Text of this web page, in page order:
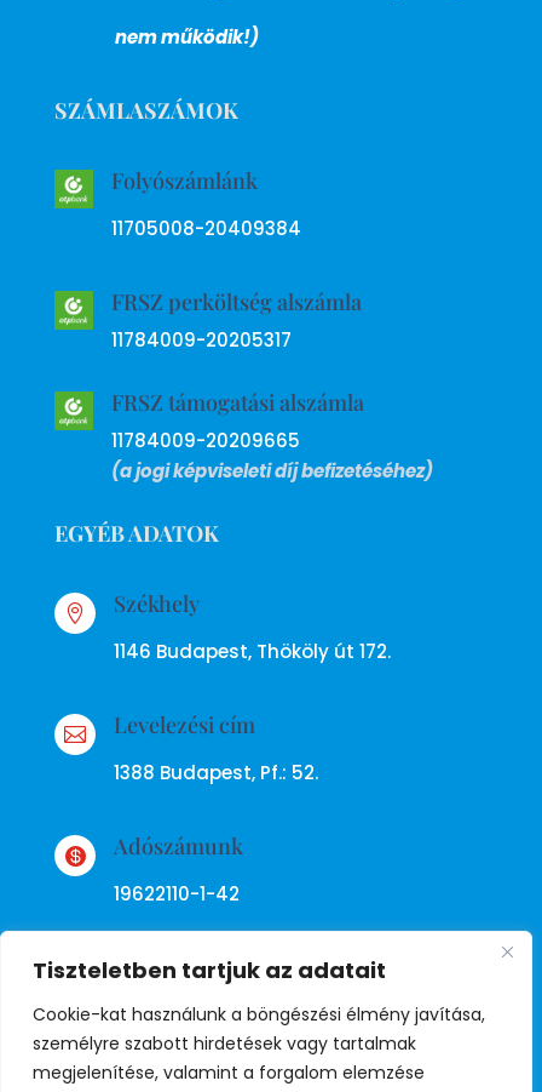
Tiszteletben tartjuk az adatait
Cookie-kat használunk a böngészési élmény javítása,
személyre szabott hirdetések vagy tartalmak
megjelenítése, valamint a forgalom elemzése
nem működik!)
SZÁMLASZÁMOK
Folyószámlánk
11705008-20409384
FRSZ perköltség alszámla
11784009-20205317
FRSZ támogatási alszámla
11784009-20209665
(a jogi képviseleti díj befizetéséhez)
EGYÉB ADATOK
 Székhely
1146 Budapest, Thököly út 172.
 Levelezési cím
1388 Budapest, Pf.: 52.
 Adószámunk
19622110-1-42
Adatkezelési tájékoztató